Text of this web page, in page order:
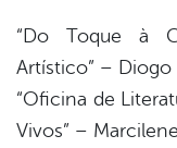
“Do Toque à
Artístico” – Diogo
“Oficina de
Vivos” –